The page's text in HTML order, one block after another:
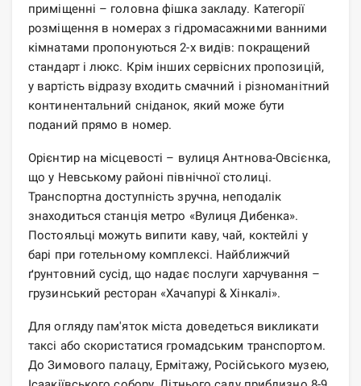
приміщенні – головна фішка закладу. Категорії
розміщення в номерах з гідромасажними ванними
кімнатами пропонуються 2-х видів: покращений
стандарт і люкс. Крім інших сервісних пропозицій,
у вартість відразу входить смачний і різноманітний
континентальний сніданок, який може бути
поданий прямо в номер.
Орієнтир на місцевості – вулиця Антнова-Овсієнка,
що у Невському районі північної столиці.
Транспортна доступність зручна, неподалік
знаходиться станція метро «Вулиця Дибенка».
Постояльці можуть випити каву, чай, коктейлі у
барі при готельному комплексі. Найближчий
ґрунтовний сусід, що надає послуги харчування –
грузинський ресторан «Хачапурі & Хінкалі».
Для огляду пам'яток міста доведеться викликати
таксі або скористатися громадським транспортом.
До Зимового палацу, Ермітажу, Російського музею,